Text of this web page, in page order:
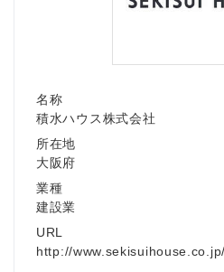
名称
積水ハウス株式会社
所在地
大阪府
業種
建設業
URL
http://www.sekisuihouse.co.jp/